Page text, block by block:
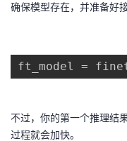
确保模型存在，并准备好
ft_model =
不过，你的第一个推理结
过程就会加快。